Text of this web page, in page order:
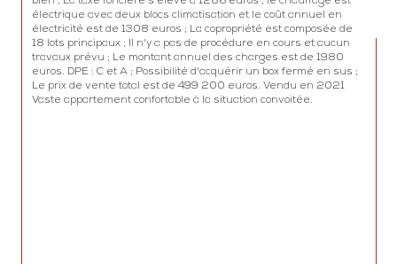
électrique avec deux blocs climatisation et le coût annuel en
électricité est de 1308 euros ; La copropriété est composée de
18 lots principaux ; Il n'y a pas de procédure en cours et aucun
travaux prévu ; Le montant annuel des charges est de 1980
euros. DPE : C et A ; Possibilité d'acquérir un box fermé en sus ;
Le prix de vente total est de 499 200 euros. Vendu en 2021
Vaste appartement confortable à la situation convoitée.